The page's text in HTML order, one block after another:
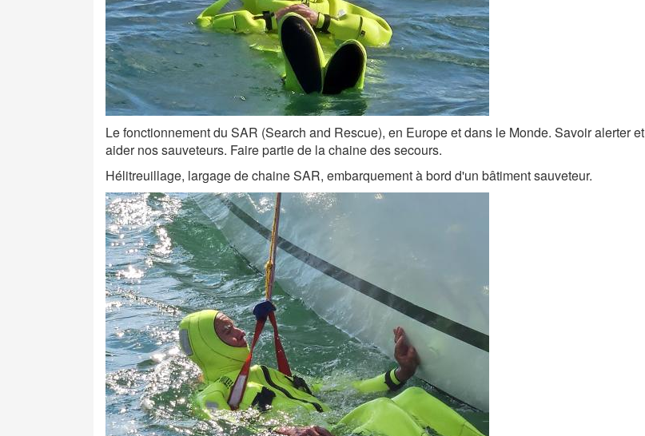
Le fonctionnement du SAR (Search and Rescue), en Europe et dans le Monde. Savoir alerter et
aider nos sauveteurs. Faire partie de la chaine des secours.
Hélitreuillage, largage de chaine SAR, embarquement à bord d'un bâtiment sauveteur.